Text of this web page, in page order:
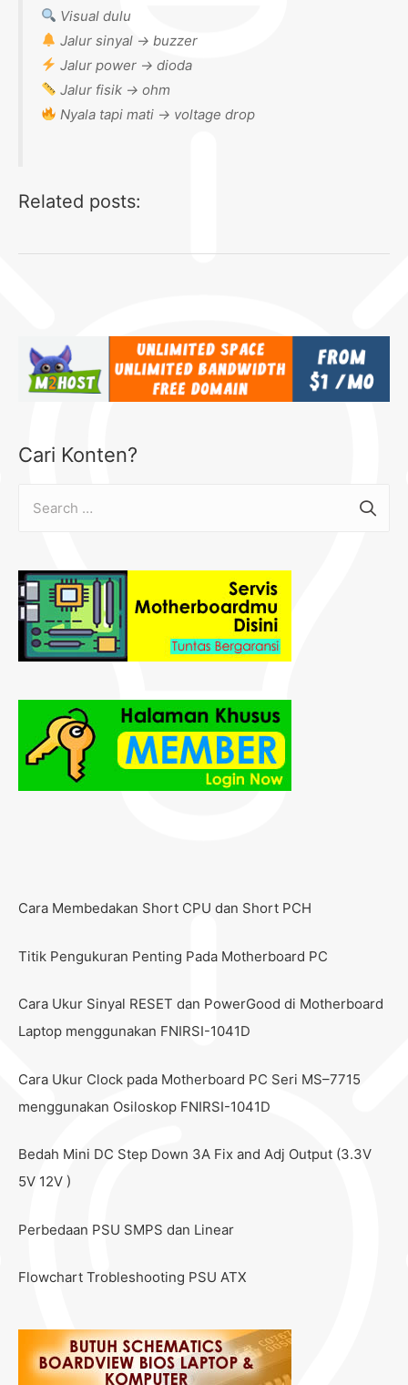
Visual dulu
Jalur sinyal → buzzer
Jalur power → dioda
Jalur fisik → ohm
Nyala tapi mati → voltage drop
Related posts:
Cari Konten?
Cara Membedakan Short CPU dan Short PCH
Titik Pengukuran Penting Pada Motherboard PC
Cara Ukur Sinyal RESET dan PowerGood di Motherboard
Laptop menggunakan FNIRSI-1041D
Cara Ukur Clock pada Motherboard PC Seri MS–7715
menggunakan Osiloskop FNIRSI-1041D
Bedah Mini DC Step Down 3A Fix and Adj Output (3.3V
5V 12V )
Perbedaan PSU SMPS dan Linear
Flowchart Trobleshooting PSU ATX